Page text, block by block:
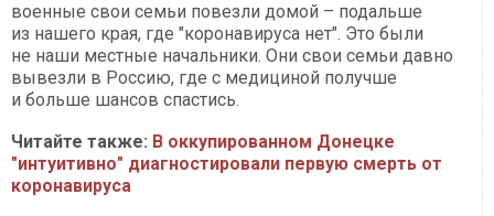
военные свои семьи повезли домой – подальше
из нашего края, где "коронавируса нет". Это были
не наши местные начальники. Они свои семьи давно
вывезли в Россию, где с медициной получше
и больше шансов спастись.
Читайте также: В оккупированном Донецке
"интуитивно" диагностировали первую смерть от
коронавируса